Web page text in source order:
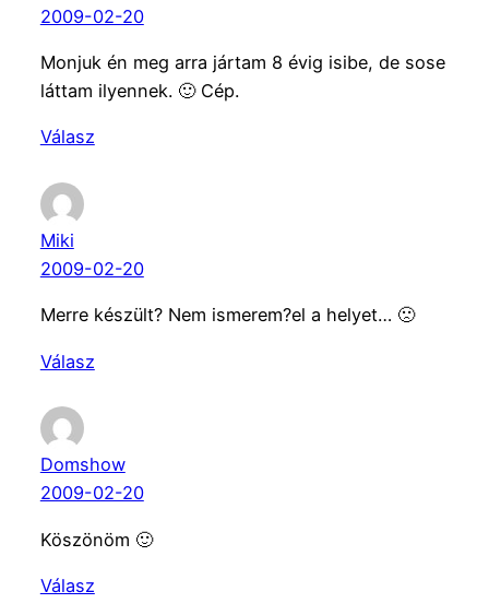
2009-02-20
Monjuk én meg arra jártam 8 évig isibe, de sose
láttam ilyennek. 🙂 Cép.
Válasz
Miki
2009-02-20
Merre készült? Nem ismerem?el a helyet… 🙁
Válasz
Domshow
2009-02-20
Köszönöm 🙂
Válasz